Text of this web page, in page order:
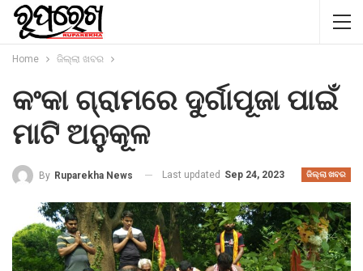
Home ଜିଲ୍ଲା ଖବର
କଂକା ଗ୍ରାମରେ ଦୁର୍ଗାପୂଜା ପାଇଁ
ମାଟି ଅନୁକୂଳ
ଜିଲ୍ଲା ଖବର
By Ruparekha News Last updated Sep 24, 2023